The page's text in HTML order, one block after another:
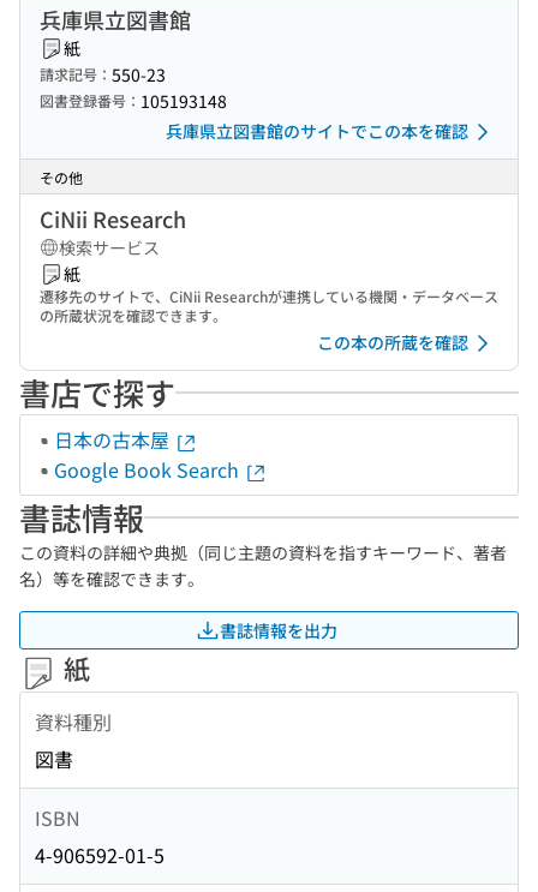
兵庫県立図書館
紙
請求記号： 550-23
図書登録番号： 105193148
兵庫県立図書館のサイトでこの本を確認
その他
CiNii Research
検索サービス
紙
遷移先のサイトで、CiNii Researchが連携している機関・データベース
の所蔵状況を確認できます。
この本の所蔵を確認
書店で探す
日本の古本屋
Google Book Search
書誌情報
この資料の詳細や典拠（同じ主題の資料を指すキーワード、著者
名）等を確認できます。
書誌情報を出力
紙
資料種別
図書
ISBN
4-906592-01-5